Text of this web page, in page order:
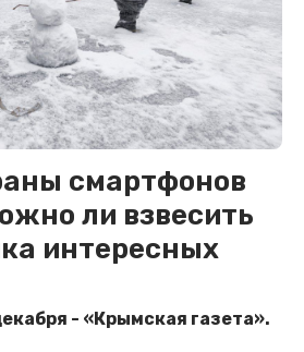
смартфонов
ли взвесить
интересных
- «Крымская газета».